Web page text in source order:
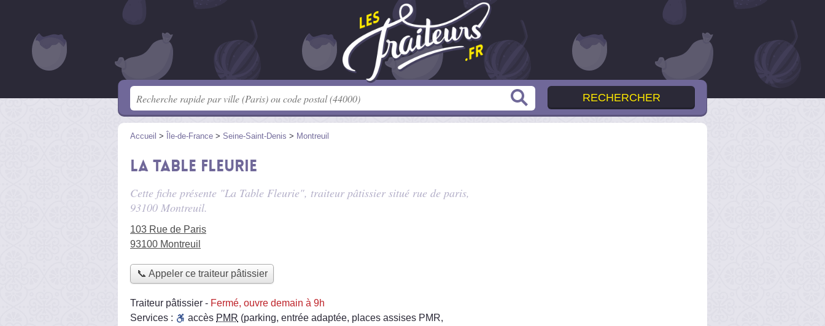
Accueil > Île-de-France > Seine-Saint-Denis > Montreuil
La Table Fleurie
Cette fiche présente "La Table Fleurie", traiteur pâtissier situé rue de paris,
93100 Montreuil.
103 Rue de Paris
93100 Montreuil
📞 Appeler ce traiteur pâtissier
Traiteur pâtissier - Fermé, ouvre demain à 9h
Services :
accès PMR (parking, entrée adaptée, places assises PMR,